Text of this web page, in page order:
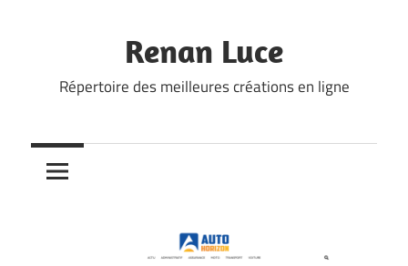
Renan Luce
Répertoire des meilleures créations en ligne